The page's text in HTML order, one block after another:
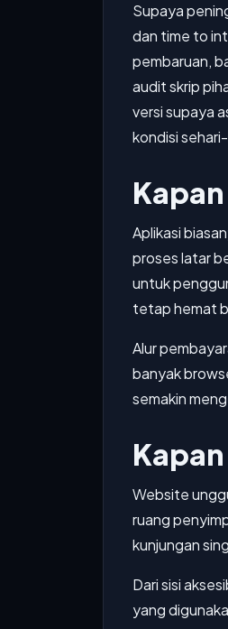
Supaya
dan time to
pembaruan,
audit skrip
versi supaya
kondisi
Aplikasi
proses latar
untuk
tetap hemat
Alur
banyak
semakin
Website
ruang
kunjungan
Dari sisi
yang